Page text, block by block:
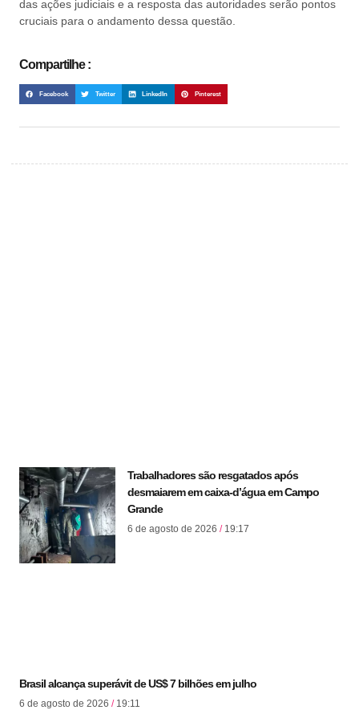
das ações judiciais e a resposta das autoridades serão pontos
cruciais para o andamento dessa questão.
Compartilhe :
Facebook Twitter LinkedIn Pinterest
Trabalhadores são resgatados após
desmaiarem em caixa-d’água em Campo
Grande
6 de agosto de 2026 19:17
Brasil alcança superávit de US$ 7 bilhões em julho
6 de agosto de 2026 19:11